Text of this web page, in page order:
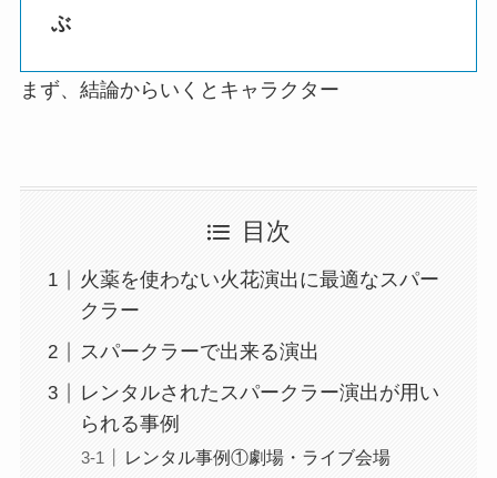
ぶ
まず、結論からいくとキャラクター
目次
火薬を使わない火花演出に最適なスパー
クラー
スパークラーで出来る演出
レンタルされたスパークラー演出が用い
られる事例
レンタル事例①劇場・ライブ会場